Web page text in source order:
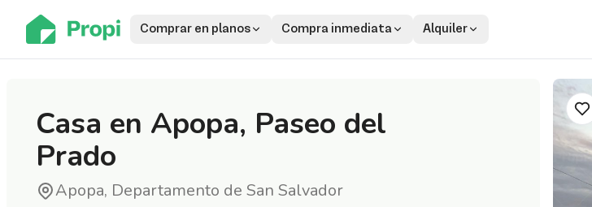
Comprar en planos Compra inmediata Alquiler
Casa en Apopa, Paseo del
Prado
Apopa, Departamento de San Salvador